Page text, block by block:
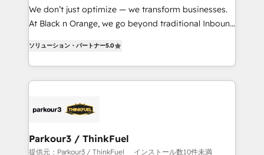
implementations & data migration Custom AI agents
Revenue Operations API integrations AI-ready
engine!
We don’t just optimize — we transform businesses.
At Black n Orange, we go beyond traditional Inbound
BOOMS and BOOST. Together, they form a powerful
combination that has driven success for over 800
businesses worldwide. As Elite HubSpot Partners, we
strategies that integrate data-driven marketing,
companies scale faster and smarter. 🔹 BOOMS:
Demand generation for all your buyers With BOOMS,
ソリューション・パートナー5.0
Parkour3 / ThinkFuel
提供元：Parkour3 / ThinkFuel インストール数10件未満